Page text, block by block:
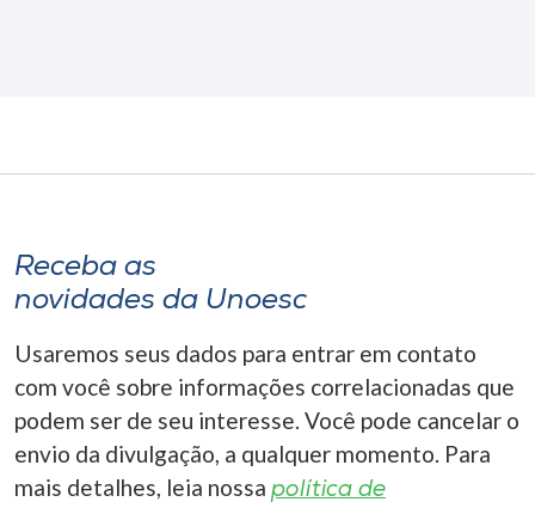
Receba as
novidades da Unoesc
Usaremos seus dados para entrar em contato
com você sobre informações correlacionadas que
podem ser de seu interesse. Você pode cancelar o
envio da divulgação, a qualquer momento. Para
mais detalhes, leia nossa política de